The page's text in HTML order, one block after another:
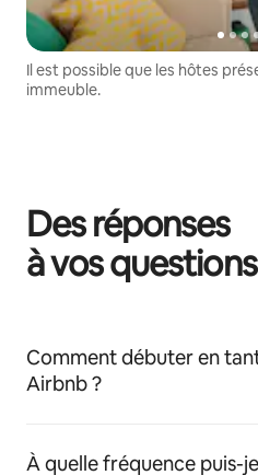
Il est possible que les hôtes
immeuble.
Des réponses
à vos questions
Comment débuter en
Airbnb ?
À quelle fréquence puis-